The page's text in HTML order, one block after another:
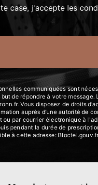
case, j'accepte les
communiquées sont
de répondre à votre
Vous disposez de droits
auprès d’une autorité de
ou par courrier électronique à
pendant la durée de
à cette adresse: Bloctel.gouv.fr